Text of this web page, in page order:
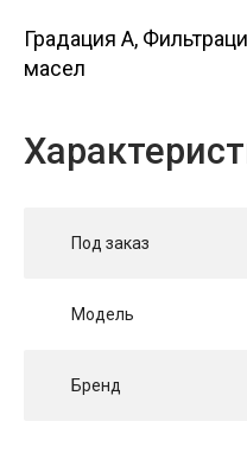
Градация A,
масел
Под заказ
Модель
Бренд